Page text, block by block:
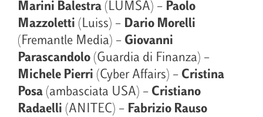
Marini Balestra (LUMSA) – Paolo
Mazzoletti (Luiss) – Dario Morelli
(Fremantle Media) – Giovanni
Parascandolo (Guardia di Finanza) –
Michele Pierri (Cyber Affairs) – Cristina
Posa (ambasciata USA) – Cristiano
Radaelli (ANITEC) – Fabrizio Rauso